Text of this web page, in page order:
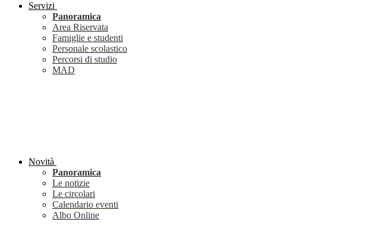
Servizi
Panoramica
Area Riservata
Famiglie e studenti
Personale scolastico
Percorsi di studio
MAD
Novità
Panoramica
Le notizie
Le circolari
Calendario eventi
Albo Online